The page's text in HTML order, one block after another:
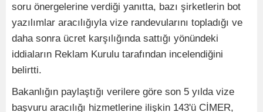
soru önergelerine verdiği yanıtta, bazı şirketlerin bot
yazılımlar aracılığıyla vize randevularını topladığı ve
daha sonra ücret karşılığında sattığı yönündeki
iddiaların Reklam Kurulu tarafından incelendiğini
belirtti.
Bakanlığın paylaştığı verilere göre son 5 yılda vize
başvuru aracılığı hizmetlerine ilişkin 143'ü CİMER,